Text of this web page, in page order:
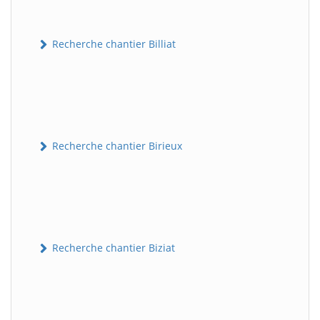
Recherche chantier Billiat
Recherche chantier Birieux
Recherche chantier Biziat